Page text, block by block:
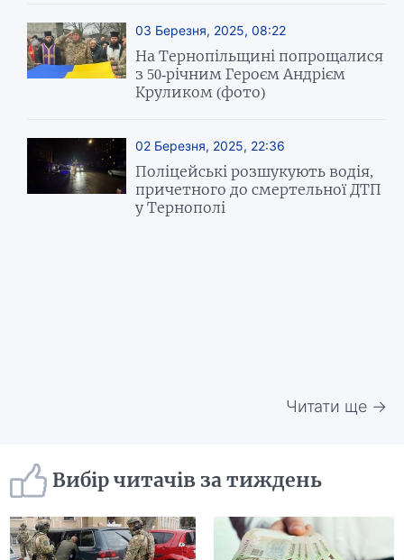
03 Березня, 2025, 08:22
На Тернопільщині попрощалися
з 50-річним Героєм Андрієм
Круликом (фото)
02 Березня, 2025, 22:36
Поліцейські розшукують водія,
причетного до смертельної ДТП
у Тернополі
Читати ще →
Вибір читачів за тиждень